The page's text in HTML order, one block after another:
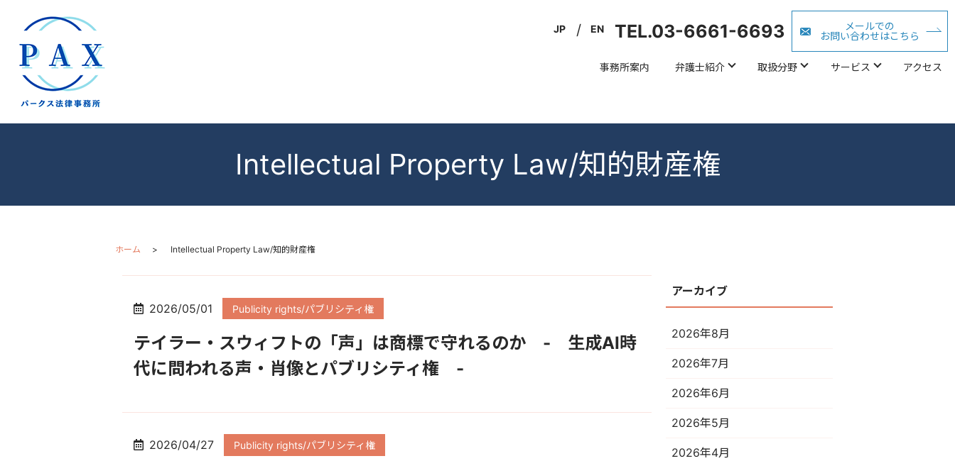
事務所案内 弁護士紹介 取扱分野 サービス アクセス
EN
JP TEL.03-6661-6693
メールでの
お問い合わせはこちら
Intellectual Property Law/知的財産権
ホーム Intellectual Property Law/知的財産権
2026/05/01 Publicity rights/パブリシティ権
テイラー・スウィフトの「声」は商標で守れるのか - 生成AI時
代に問われる声・肖像とパブリシティ権 -
2026/04/27 Publicity rights/パブリシティ権
アーカイブ
2026年8月
2026年7月
2026年6月
2026年5月
2026年4月